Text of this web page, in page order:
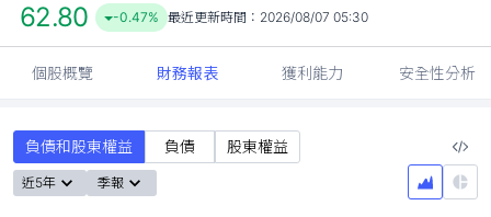
62.80 -0.47% 最近更新時間： 2026/08/07 05:30
個股概覽 財務報表 獲利能力 安全性分析
負債和股東權益 負債 股東權益
近5年 季報